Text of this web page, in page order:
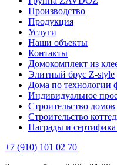
Производство
Продукция
Услуги
Наши объекты
Контакты
Домокомплект из
Элитный брус Z-style
Дома по технологии
Индивидуальное
Строительство домов
Строительство
Награды и
+7 (910) 101 02 70